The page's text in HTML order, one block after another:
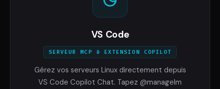
VS Code
SERVEUR MCP & EXTENSION COPILOT
Gérez vos serveurs Linux directement depuis
VS Code Copilot Chat. Tapez @managelm